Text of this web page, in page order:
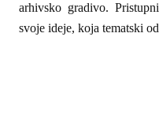
arhivsko gradivo.
svoje ideje, koja tematski